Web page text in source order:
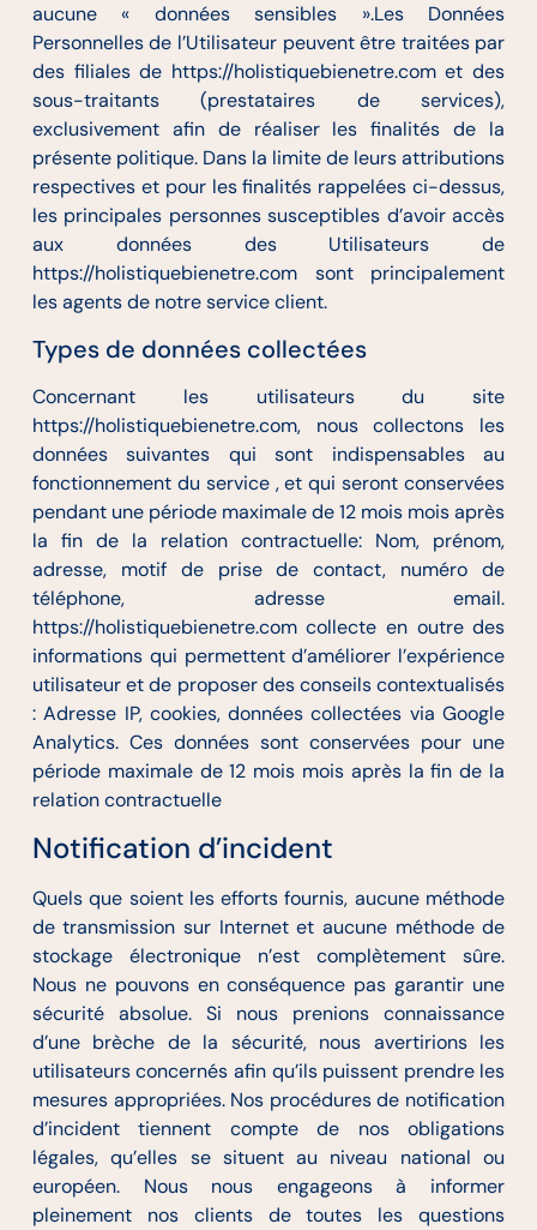
aucune « données sensibles ».Les Données
Personnelles de l’Utilisateur peuvent être traitées par
des filiales de https://holistiquebienetre.com et des
sous-traitants (prestataires de services),
exclusivement afin de réaliser les finalités de la
présente politique. Dans la limite de leurs attributions
respectives et pour les finalités rappelées ci-dessus,
les principales personnes susceptibles d’avoir accès
aux données des Utilisateurs de
https://holistiquebienetre.com sont principalement
les agents de notre service client.
Types de données collectées
Concernant les utilisateurs du site
https://holistiquebienetre.com, nous collectons les
données suivantes qui sont indispensables au
fonctionnement du service , et qui seront conservées
pendant une période maximale de 12 mois mois après
la fin de la relation contractuelle: Nom, prénom,
adresse, motif de prise de contact, numéro de
téléphone, adresse email.
https://holistiquebienetre.com collecte en outre des
informations qui permettent d’améliorer l’expérience
utilisateur et de proposer des conseils contextualisés
: Adresse IP, cookies, données collectées via Google
Analytics. Ces données sont conservées pour une
période maximale de 12 mois mois après la fin de la
relation contractuelle
Notification d’incident
Quels que soient les efforts fournis, aucune méthode
de transmission sur Internet et aucune méthode de
stockage électronique n’est complètement sûre.
Nous ne pouvons en conséquence pas garantir une
sécurité absolue. Si nous prenions connaissance
d’une brèche de la sécurité, nous avertirions les
utilisateurs concernés afin qu’ils puissent prendre les
mesures appropriées. Nos procédures de notification
d’incident tiennent compte de nos obligations
légales, qu’elles se situent au niveau national ou
européen. Nous nous engageons à informer
pleinement nos clients de toutes les questions